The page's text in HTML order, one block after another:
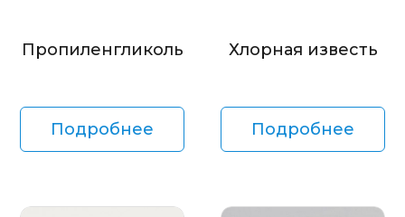
Пропиленгликоль
Подробнее
Хлорная известь
Подробнее